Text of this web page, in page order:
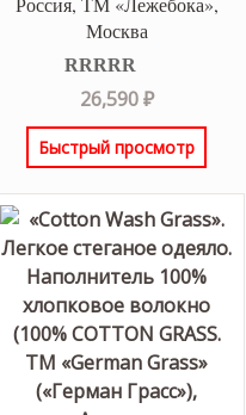
Москва
Оценка5.00
из 5
26,590₽
Быстрый просмотр